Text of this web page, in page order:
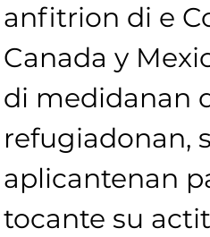
anfitrion di e
Canada y
di medidanan
refugiadonan,
aplicantenan
tocante su